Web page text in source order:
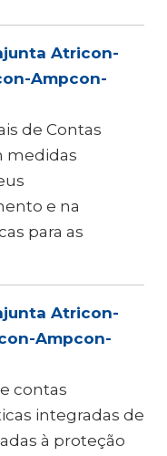
Atricon-
Ampcon-
de Contas
medidas
e na
para as
Atricon-
Ampcon-
contas
integradas de
à proteção